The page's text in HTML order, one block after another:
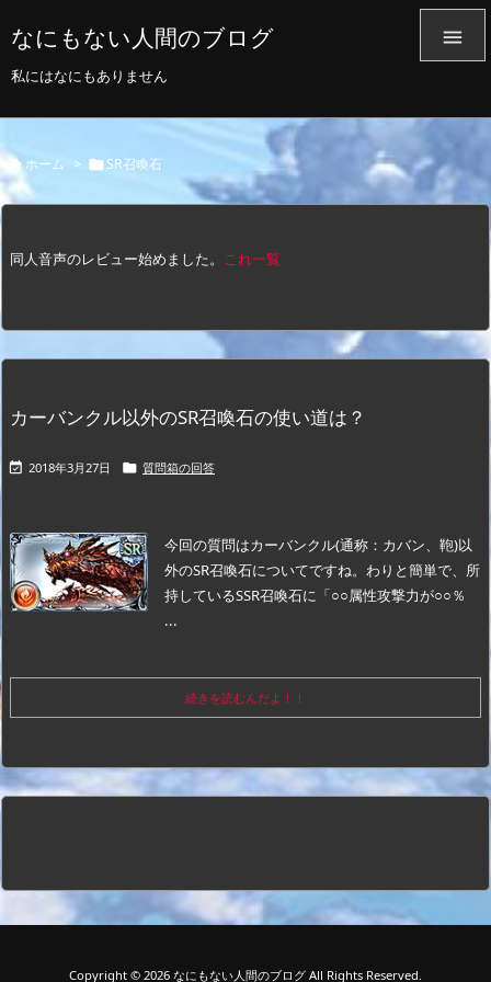
なにもない人間のブログ
私にはなにもありません

ホーム > SR召喚石
同人音声のレビュー始めました。 これ一覧
カーバンクル以外のSR召喚石の使い道は？
 2018年3月27日  質問箱の回答
今回の質問はカーバンクル(通称：カバン、鞄)以
外のSR召喚石についてですね。 わりと簡単で、所
持しているSSR召喚石に「○○属性攻撃力が○○％
...
続きを読むんだよ！！
Copyright © 2026 なにもない人間のブログ All Rights Reserved.